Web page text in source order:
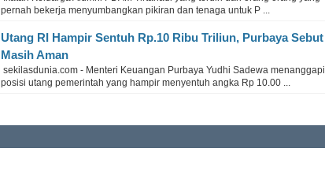
pernah bekerja menyumbangkan pikiran dan tenaga untuk P ...
Utang RI Hampir Sentuh Rp.10 Ribu Triliun, Purbaya Sebut
Masih Aman
sekilasdunia.com - Menteri Keuangan Purbaya Yudhi Sadewa menanggapi
posisi utang pemerintah yang hampir menyentuh angka Rp 10.00 ...